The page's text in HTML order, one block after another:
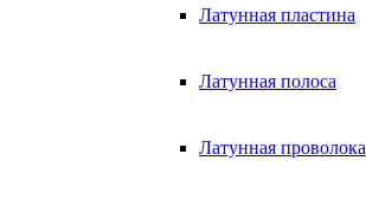
Латунная пластина
Латунная полоса
Латунная проволока